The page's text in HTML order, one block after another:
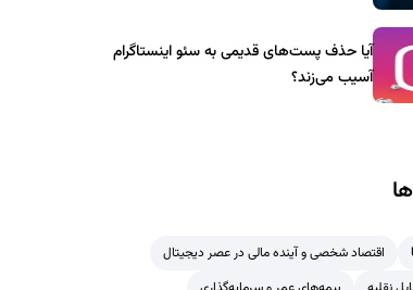
آیا حذف پست‌های قدیمی به سئو اینستاگرام
آسیب می‌زند؟
اقتصاد شخصی و آینده مالی در عصر دیجیتال